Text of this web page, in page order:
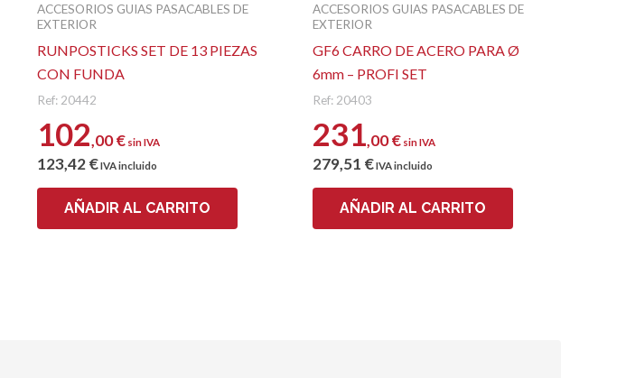
ACCESORIOS GUIAS PASACABLES DE
EXTERIOR
RUNPOSTICKS SET DE 13 PIEZAS
CON FUNDA
Ref: 20442
102,00€ sin IVA
123,42€IVA incluido
AÑADIR AL CARRITO
ACCESORIOS GUIAS PASACABLES DE
EXTERIOR
GF6 CARRO DE ACERO PARA Ø
6mm – PROFI SET
Ref: 20403
231,00€ sin IVA
279,51 €IVA incluido
AÑADIR AL CARRITO